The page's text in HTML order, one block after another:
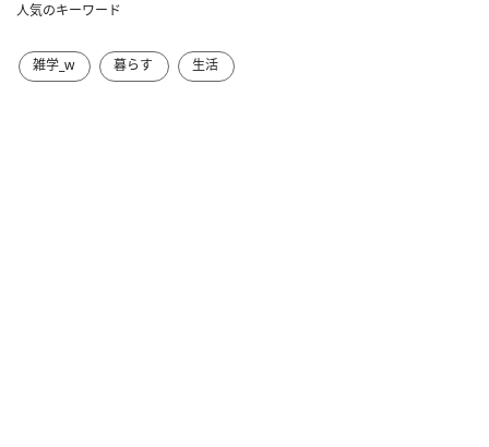
人気のキーワード
雑学_w 暮らす 生活